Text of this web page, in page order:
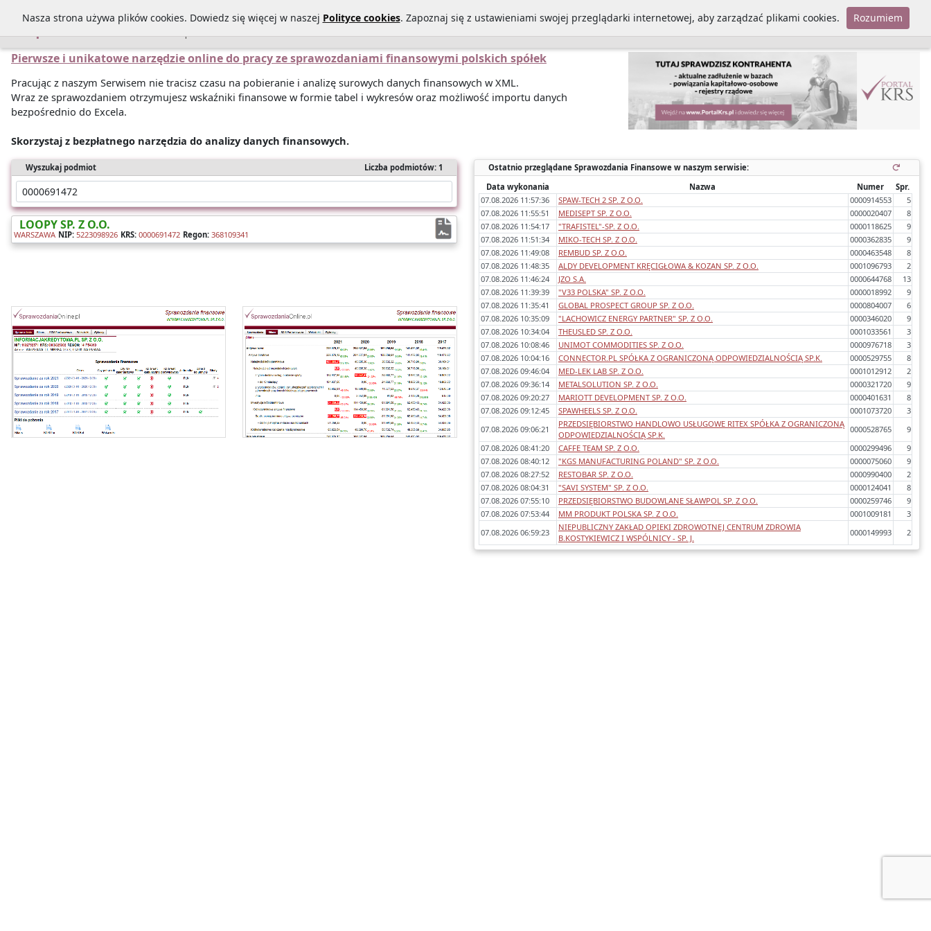
Sprawozdania Statystyki sprawozdań O Nas Kontakt Polityka prywatności Polityka cookies
Pierwsze i unikatowe narzędzie online do pracy ze sprawozdaniami finansowymi polskich spółek
Pracując z naszym Serwisem nie tracisz czasu na pobieranie i analizę surowych danych finansowych w XML.
Wraz ze sprawozdaniem otrzymujesz wskaźniki finansowe w formie tabel i wykresów oraz możliwość importu danych
bezpośrednio do Excela.
Skorzystaj z bezpłatnego narzędzia do analizy danych finansowych.
Wyszukaj podmiot Liczba podmiotów: 1
LOOPY SP. Z O.O.
WARSZAWA NIP: 5223098926 KRS: 0000691472 Regon: 368109341
Oferujemy dostęp online do bazy składającej się z
ponad 1 mln sprawozdań dla ponad 400 tys.
Nasz raport zawiera:
- identyfikację podmiotu,
- bilanse i rachunki wyników,
- wyliczone wskaźniki (tabela i wykresy).
Możesz importować dane bezpośrednio do
Każde sprawozdanie uwzględnia:
- okres którego dotyczy,
- zawartość (bilans, rachunek wyników
porównawczy/kalkulacyjny),
- zidentyfikowane błędy/ostrzeżenia w
sprawozdaniach,
- dynamikę zmiany poszczególnych pozycji rok do
roku.
Ostatnio przeglądane Sprawozdania Finansowe w naszym serwisie:
Data wykonania
Nazwa Numer
Spr.
07.08.2026 11:57:36
SPAW-TECH 2 SP. Z O.O. 0000914553
5
07.08.2026 11:55:51
MEDISEPT SP. Z O.O. 0000020407
8
07.08.2026 11:54:17
"TRAFISTEL"-SP. Z O.O. 0000118625
9
07.08.2026 11:51:34
MIKO-TECH SP. Z O.O. 0000362835
9
07.08.2026 11:49:08
REMBUD SP. Z O.O. 0000463548
8
07.08.2026 11:48:35
ALDY DEVELOPMENT KRĘCIGŁOWA & KOZAN SP. Z O.O. 0001096793
2
07.08.2026 11:46:24
JZO S.A. 0000644768
13
07.08.2026 11:39:39
"V33 POLSKA" SP. Z O.O. 0000018992
9
07.08.2026 11:35:41
GLOBAL PROSPECT GROUP SP. Z O.O. 0000804007
6
07.08.2026 10:35:09
"LACHOWICZ ENERGY PARTNER" SP. Z O.O. 0000346020
9
07.08.2026 10:34:04
THEUSLED SP. Z O.O. 0001033561
3
07.08.2026 10:08:46
UNIMOT COMMODITIES SP. Z O.O. 0000976718
3
07.08.2026 10:04:16
CONNECTOR.PL SPÓŁKA Z OGRANICZONĄ ODPOWIEDZIALNOŚCIĄ SP.K. 0000529755
8
07.08.2026 09:46:04
MED-LEK LAB SP. Z O.O. 0001012912
2
07.08.2026 09:36:14
METALSOLUTION SP. Z O.O. 0000321720
9
07.08.2026 09:20:27
MARIOTT DEVELOPMENT SP. Z O.O. 0000401631
8
07.08.2026 09:12:45
SPAWHEELS SP. Z O.O. 0001073720
3
07.08.2026 09:06:21
PRZEDSIĘBIORSTWO HANDLOWO USŁUGOWE RITEX SPÓŁKA Z OGRANICZONĄ
ODPOWIEDZIALNOŚCIĄ SP.K.
0000528765
9
07.08.2026 08:41:20
CAFFE TEAM SP. Z O.O. 0000299496
9
07.08.2026 08:40:12
"KGS MANUFACTURING POLAND" SP. Z O.O. 0000075060
9
07.08.2026 08:27:52
RESTOBAR SP. Z O.O. 0000990400
2
07.08.2026 08:04:31
"SAVI SYSTEM" SP. Z O.O. 0000124041
8
07.08.2026 07:55:10
PRZEDSIĘBIORSTWO BUDOWLANE SŁAWPOL SP. Z O.O. 0000259746
9
07.08.2026 07:53:44
MM PRODUKT POLSKA SP. Z O.O. 0001009181
3
07.08.2026 06:59:23
NIEPUBLICZNY ZAKŁAD OPIEKI ZDROWOTNEJ CENTRUM ZDROWIA
B.KOSTYKIEWICZ I WSPÓLNICY - SP. J.
0000149993 2
Nasza strona używa plików cookies. Dowiedz się więcej w naszej Polityce cookies. Zapoznaj się z ustawieniami swojej przeglądarki internetowej, aby zarządzać plikami cookies. Rozumiem